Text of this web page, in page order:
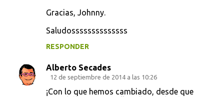
Gracias, Johnny.
Saludossssssssssssss
RESPONDER
Alberto Secades
12 de septiembre de 2014 a las 10:26
¡Con lo que hemos cambiado, desde que